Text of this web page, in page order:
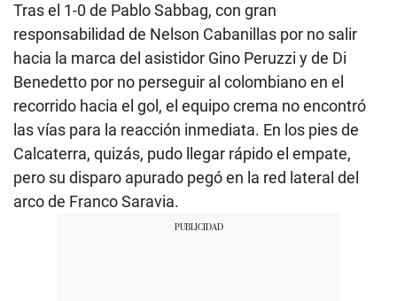
Tras el 1-0 de Pablo Sabbag, con gran
responsabilidad de Nelson Cabanillas por no salir
hacia la marca del asistidor Gino Peruzzi y de Di
Benedetto por no perseguir al colombiano en el
recorrido hacia el gol, el equipo crema no encontró
las vías para la reacción inmediata. En los pies de
Calcaterra, quizás, pudo llegar rápido el empate,
pero su disparo apurado pegó en la red lateral del
arco de Franco Saravia.